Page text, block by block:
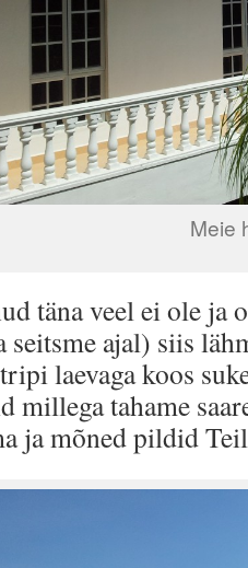
Meie
täna veel ei ole ja
seitsme ajal) siis
laevaga koos
millega tahame
ja mõned pildid